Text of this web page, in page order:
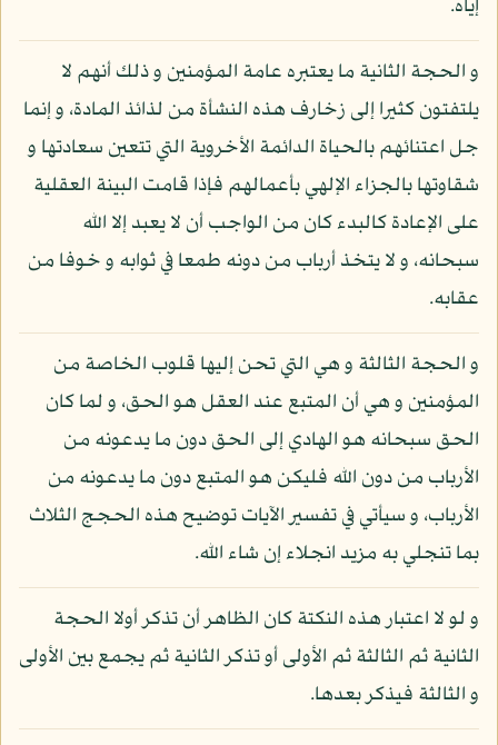
إياه.
و الحجة الثانية ما يعتبره عامة المؤمنين و ذلك أنهم لا
يلتفتون كثيرا إلى زخارف هذه النشأة من لذائذ المادة، و إنما
جل اعتنائهم بالحياة الدائمة الأخروية التي تتعين سعادتها و
شقاوتها بالجزاء الإلهي بأعمالهم فإذا قامت البينة العقلية
على الإعادة كالبدء كان من الواجب أن لا يعبد إلا الله
سبحانه، و لا يتخذ أرباب من دونه طمعا في ثوابه و خوفا من
عقابه.
و الحجة الثالثة و هي التي تحن إليها قلوب الخاصة من
المؤمنين و هي أن المتبع عند العقل هو الحق، و لما كان
الحق سبحانه هو الهادي إلى الحق دون ما يدعونه من
الأرباب من دون الله فليكن هو المتبع دون ما يدعونه من
الأرباب، و سيأتي في تفسير الآيات توضيح هذه الحجج الثلاث
بما تنجلي به مزيد انجلاء إن شاء الله.
و لو لا اعتبار هذه النكتة كان الظاهر أن تذكر أولا الحجة
الثانية ثم الثالثة ثم الأولى أو تذكر الثانية ثم يجمع بين الأولى
و الثالثة فيذكر بعدها.